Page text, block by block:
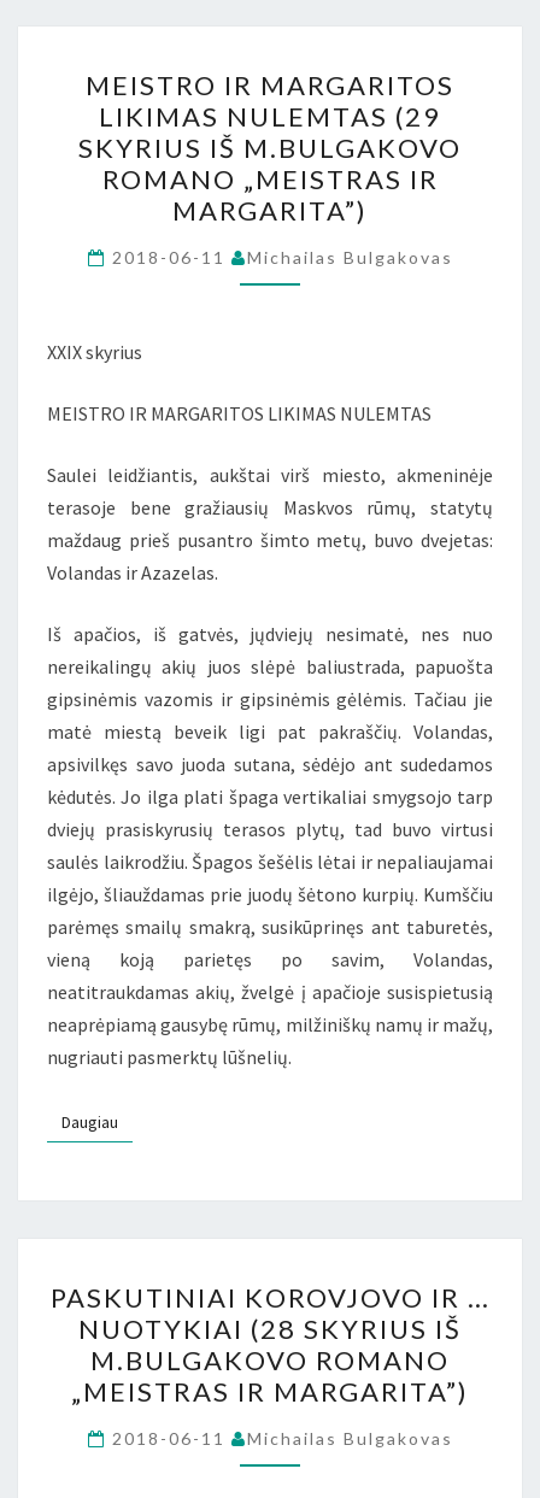
IR
MARGARITOS
LIKIMAS
NULEMTAS
(29
SKYRIUS
IŠ
IR
MEISTRO IR MARGARITOS
LIKIMAS NULEMTAS (29
SKYRIUS IŠ M.BULGAKOVO
ROMANO „MEISTRAS IR
MARGARITA”)
2018-06-11 Michailas Bulgakovas
XXIX skyrius
MEISTRO IR MARGARITOS LIKIMAS NULEMTAS
Saulei leidžiantis, aukštai virš miesto, akmeninėje
terasoje bene gražiausių Maskvos rūmų, statytų
maždaug prieš pusantro šimto metų, buvo dvejetas:
Volandas ir Azazelas.
Iš apačios, iš gatvės, jųdviejų nesimatė, nes nuo
nereikalingų akių juos slėpė baliustrada, papuošta
gipsinėmis vazomis ir gipsinėmis gėlėmis. Tačiau jie
matė miestą beveik ligi pat pakraščių. Volandas,
apsivilkęs savo juoda sutana, sėdėjo ant sudedamos
kėdutės. Jo ilga plati špaga vertikaliai smygsojo tarp
dviejų prasiskyrusių terasos plytų, tad buvo virtusi
saulės laikrodžiu. Špagos šešėlis lėtai ir nepaliaujamai
ilgėjo, šliauždamas prie juodų šėtono kurpių. Kumščiu
parėmęs smailų smakrą, susikūprinęs ant taburetės,
vieną koją parietęs po savim, Volandas,
neatitraukdamas akių, žvelgė į apačioje susispietusią
neaprėpiamą gausybę rūmų, milžiniškų namų ir mažų,
nugriauti pasmerktų lūšnelių.
Daugiau
KOROVJOVO
IR
…
NUOTYKIAI
(28
SKYRIUS
PASKUTINIAI KOROVJOVO IR …
NUOTYKIAI (28 SKYRIUS IŠ
M.BULGAKOVO ROMANO
„MEISTRAS IR MARGARITA”)
2018-06-11 Michailas Bulgakovas